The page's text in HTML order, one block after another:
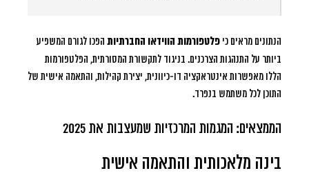
הנתונים מראים כי פלטפורמות הווידאו החברתיות הפכו לגורם המשפיע
ביותר על התנהגות הצרכנים. בניגוד לתקשורת המסורתית, הפלטפורמות
הללו מאפשרות אינטראקציה דו-כיוונית, יצירת קהילות, והתאמה אישית של
התוכן לכל משתמש בנפרד.
הממצאים: המגמות המרכזיות שמעצבות את 2025
בינה מלאכותית והתאמה אישית